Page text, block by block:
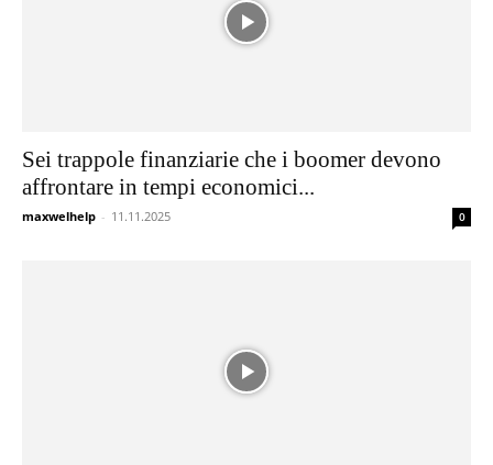
Sei trappole finanziarie che i boomer devono
affrontare in tempi economici...
maxwelhelp - 11.11.2025 0